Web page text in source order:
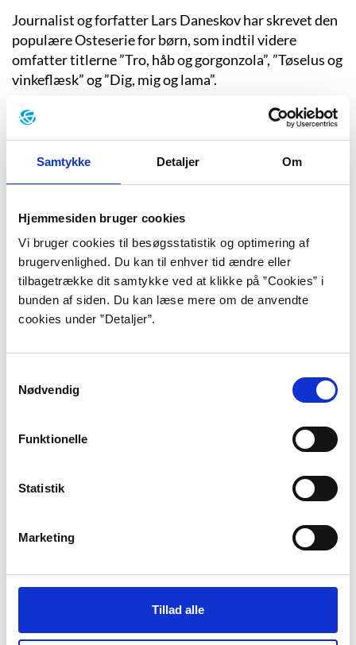
Samtykke Detaljer Om
Hjemmesiden bruger cookies
Vi bruger cookies til besøgsstatistik og optimering af
brugervenlighed. Du kan til enhver tid ændre eller
tilbagetrække dit samtykke ved at klikke på ”Cookies” i
bunden af siden. Du kan læse mere om de anvendte
cookies under ”Detaljer”.
Nødvendig
Funktionelle
Statistik
Marketing
Tillad alle
Journalist og forfatter Lars Daneskov har skrevet den
populære Osteserie for børn, som indtil videre
omfatter titlerne ”Tro, håb og gorgonzola”, ”Tøselus og
vinkeflæsk” og ”Dig, mig og lama”.
Håkon Øvreås
En superhelt, en død bedstefar, der synes livet i kisten
er for kedeligt, tre plageånder og et par spande brun
debutroman for børn, ”Brune”, der fik tildelt Nordisk
Råds pris for børne- og ungdomslitteratur i 2014.
Gunvor Reynberg
børnebøger er fulde af action og spænding. De
indeholder sjove illustrationer, rappe replikker og et
broget persongalleri.
Den første kærlighed, en violinspillende barnemorder
og en skoleinspektør-datende mor. Annette Herzog er
Morten Dürr
Livet kan være grusomt og barskt, men det er ikke
altid, at børn opfatter tingene på samme måde, som de